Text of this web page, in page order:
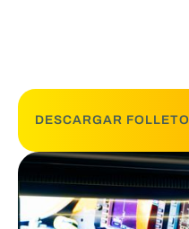
DESCARGAR FOLLETO